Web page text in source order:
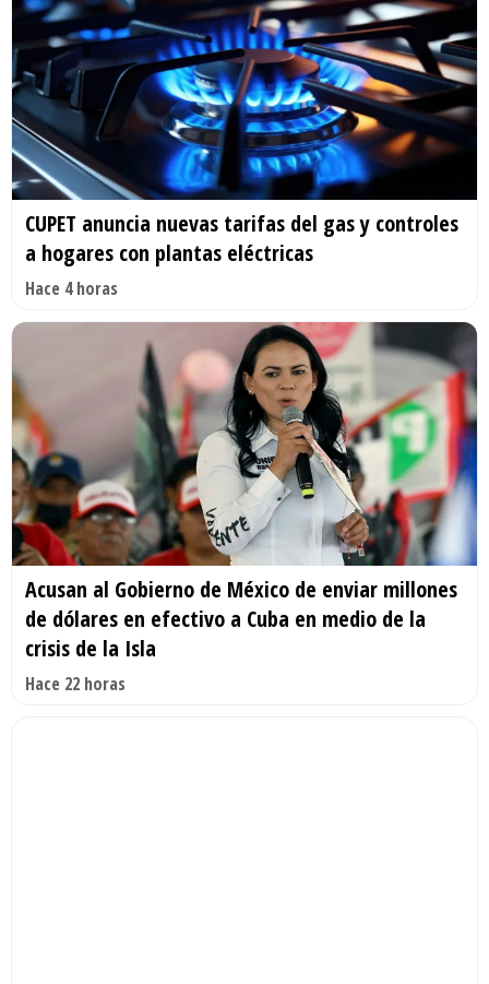
CUPET anuncia nuevas tarifas del gas y controles
a hogares con plantas eléctricas
Hace 4 horas
Acusan al Gobierno de México de enviar millones
de dólares en efectivo a Cuba en medio de la
crisis de la Isla
Hace 22 horas